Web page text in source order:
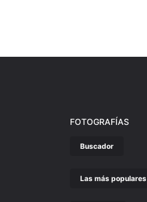
FOTOGRAFÍAS
Buscador
Las más populares